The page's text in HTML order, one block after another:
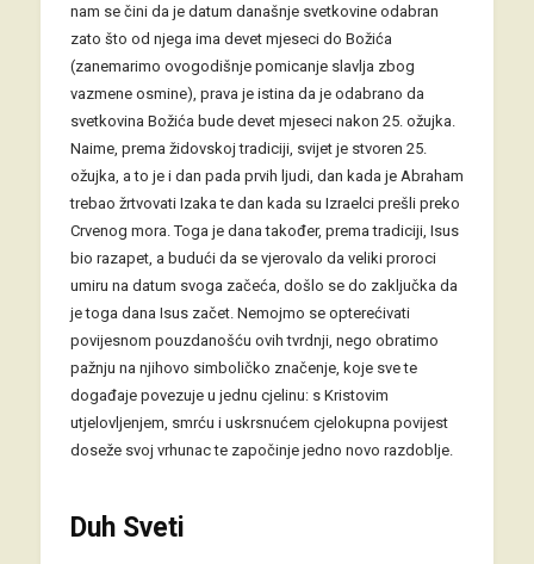
nam se čini da je datum današnje svetkovine odabran
zato što od njega ima devet mjeseci do Božića
(zanemarimo ovogodišnje pomicanje slavlja zbog
vazmene osmine), prava je istina da je odabrano da
svetkovina Božića bude devet mjeseci nakon 25. ožujka.
Naime, prema židovskoj tradiciji, svijet je stvoren 25.
ožujka, a to je i dan pada prvih ljudi, dan kada je Abraham
trebao žrtvovati Izaka te dan kada su Izraelci prešli preko
Crvenog mora. Toga je dana također, prema tradiciji, Isus
bio razapet, a budući da se vjerovalo da veliki proroci
umiru na datum svoga začeća, došlo se do zaključka da
je toga dana Isus začet. Nemojmo se opterećivati
povijesnom pouzdanošću ovih tvrdnji, nego obratimo
pažnju na njihovo simboličko značenje, koje sve te
događaje povezuje u jednu cjelinu: s Kristovim
utjelovljenjem, smrću i uskrsnućem cjelokupna povijest
doseže svoj vrhunac te započinje jedno novo razdoblje.
Duh Sveti